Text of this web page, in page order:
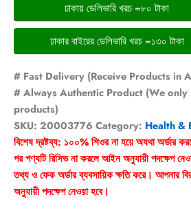
ঢাকায় ডেলিভারি খরচ =৮০ টাকা
ঢাকার বাইরের ডেলিভারি খরচ =১৩০ টাকা
# Fast Delivery (Receive Products in
# Always Authentic Product (We
products)
SKU: 20003776 Category: Health &
বিশেষ দ্রষ্টব্য: ১০০% শিওর না হয়ে অযথা অর্ডার
পর পণ্যটি রিসিভ না করলে আইন অনুযায়ী পদক্ষেপ
তথ্য ও ফেক অর্ডার ব্যবসায়িক ক্ষতি করে। আপনার
অনুযায়ী পদক্ষেপ নেওয়া হবে।